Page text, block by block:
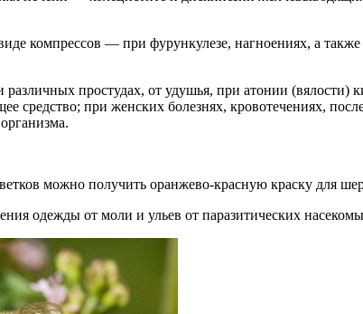
компрессов — при фурункулезе, нагноениях, а
простудах, от удушья, при атонии
средство; при женских болезнях, кровотечениях,
можно получить оранжево-красную краску для
одежды от моли и ульев от паразитических